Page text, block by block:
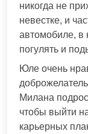
никогда не
невестке, и
автомобиле, в
погулять и
Юле очень
Милана
чтобы выйти
карьерных